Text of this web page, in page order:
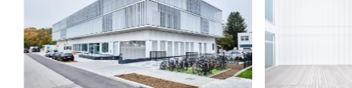
Services
Entreprise
Inspiration
Demandez un échantillon
Développement Durable